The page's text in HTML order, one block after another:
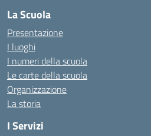
La Scuola
Presentazione
I luoghi
I numeri della scuola
Le carte della scuola
Organizzazione
La storia
I Servizi